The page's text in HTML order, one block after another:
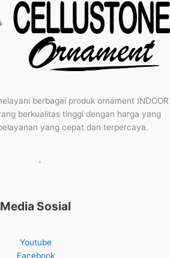
berbagai produk ornament INDOOR
berkualitas tinggi dengan harga yang
yang cepat dan terpercaya.
'
Media Sosial
Youtube
Facebook